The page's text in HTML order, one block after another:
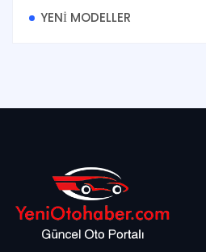
YENİ MODELLER